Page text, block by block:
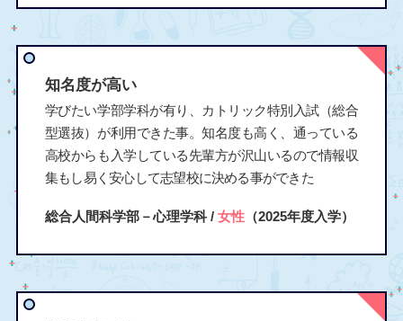
知名度が高い
学びたい学部学科が有り、カトリック特別入試（総合
型選抜）が利用できた事。知名度も高く、通っている
高校からも入学している先輩方が沢山いるので情報収
集もし易く安心して志望校に決める事ができた
総合人間科学部－心理学科 / 女性（2025年度入学）